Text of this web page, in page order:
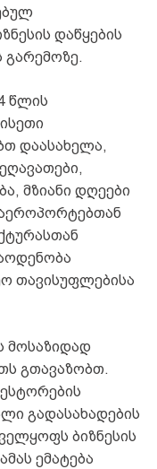
დაწყების
გარემოზე.
წლის
დაასახელა,
მზიანი დღეები
თავისუფლებისა
მოსაზიდად
გთავაზობთ.
გადასახადების
ბიზნესის
ემატება